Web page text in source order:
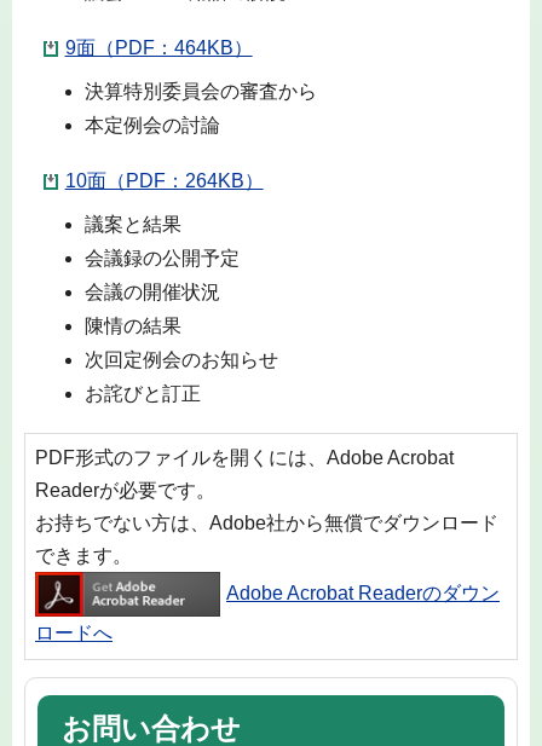
9面（PDF：464KB）
決算特別委員会の審査から
本定例会の討論
10面（PDF：264KB）
議案と結果
会議録の公開予定
会議の開催状況
陳情の結果
次回定例会のお知らせ
お詫びと訂正
PDF形式のファイルを開くには、Adobe Acrobat
Readerが必要です。
お持ちでない方は、Adobe社から無償でダウンロード
できます。
Adobe Acrobat Readerのダウン
ロードへ
お問い合わせ